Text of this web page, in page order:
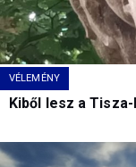
VÉLEMÉNY
Kiből lesz a Tisza-